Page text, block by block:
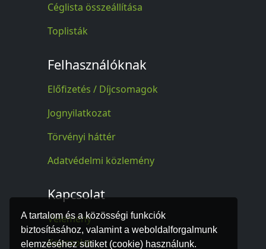
A tartalom és a közösségi funkciók
biztosításához, valamint a weboldalforgalmunk
elemzéséhez sütiket (cookie) használunk.
Céglista összeállítása
Toplisták
Felhasználóknak
Előfizetés / Díjcsomagok
Jognyilatkozat
Törvényi háttér
Adatvédelmi közlemény
Kapcsolat
Vélemény
Kapcsolat